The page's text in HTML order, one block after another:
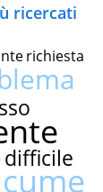
ricercati
richiesta
difficile